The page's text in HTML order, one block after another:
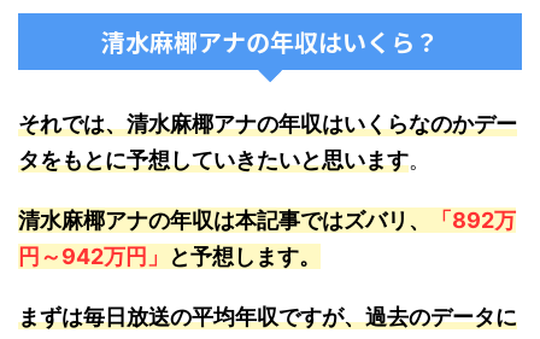
清水麻椰アナの年収はいくら？
それでは、清水麻椰アナの年収はいくらなのかデー
タをもとに予想していきたいと思います。
清水麻椰アナの年収は本記事ではズバリ、
「892万
円～942万円」
と予想します。
まずは毎日放送の平均年収ですが、過去のデータに